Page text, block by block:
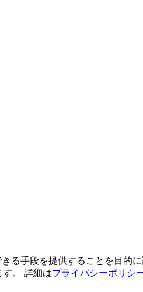
る手段を提供することを目的
す。 詳細はプライバシーポリシ